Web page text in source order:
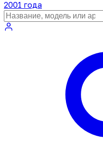
2001 года